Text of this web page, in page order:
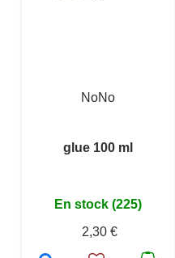
NoNo
glue 100 ml
En stock (225)
2,30 €